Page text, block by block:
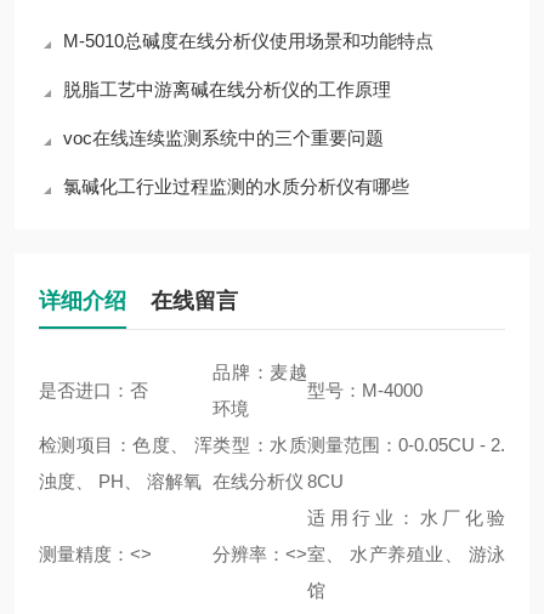
M-5010总碱度在线分析仪使用场景和功能特点
脱脂工艺中游离碱在线分析仪的工作原理
voc在线连续监测系统中的三个重要问题
氯碱化工行业过程监测的水质分析仪有哪些
详细介绍 在线留言
是否进口：否
品牌：麦越
环境
型号：M-4000
检测项目：色度、 浑
浊度、 PH、 溶解氧
类型：水质
在线分析仪
测量范围：0-0.05CU - 2.
8CU
测量精度：<> 分辨率：<>
适用行业：水厂化验
室、 水产养殖业、 游泳
馆